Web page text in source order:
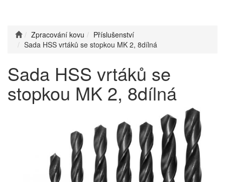
Zpracování kovu
Příslušenství
Sada HSS vrtáků se stopkou MK 2, 8dílná
Sada HSS vrtáků se
stopkou MK 2, 8dílná